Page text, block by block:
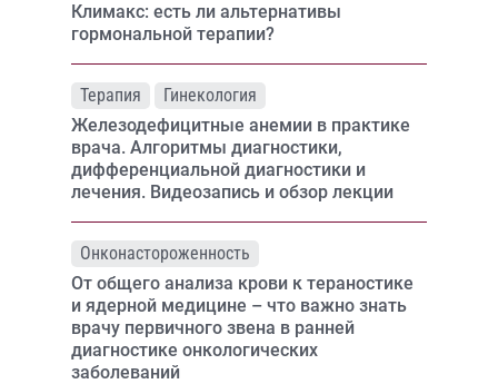
Климакс: есть ли альтернативы
гормональной терапии?
Терапия
Гинекология
Железодефицитные анемии в практике
врача. Алгоритмы диагностики,
дифференциальной диагностики и
лечения. Видеозапись и обзор лекции
Онконастороженность
От общего анализа крови к тераностике
и ядерной медицине – что важно знать
врачу первичного звена в ранней
диагностике онкологических
заболеваний